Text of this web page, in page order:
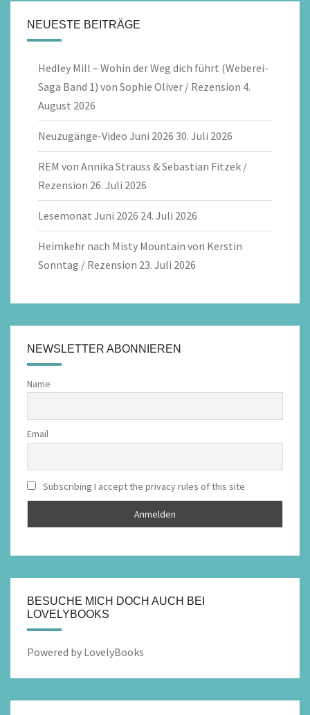
NEUESTE BEITRÄGE
Hedley Mill ~ Wohin der Weg dich führt (Weberei-
Saga Band 1) von Sophie Oliver / Rezension 4.
August 2026
Neuzugänge-Video Juni 2026 30. Juli 2026
REM von Annika Strauss & Sebastian Fitzek /
Rezension 26. Juli 2026
Lesemonat Juni 2026 24. Juli 2026
Heimkehr nach Misty Mountain von Kerstin
Sonntag / Rezension 23. Juli 2026
NEWSLETTER ABONNIEREN
Name
Email
Subscribing I accept the privacy rules of this site
BESUCHE MICH DOCH AUCH BEI
LOVELYBOOKS
Powered by LovelyBooks